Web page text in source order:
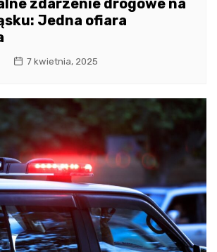
zdarzenie drogowe na
Jedna ofiara
7 kwietnia, 2025